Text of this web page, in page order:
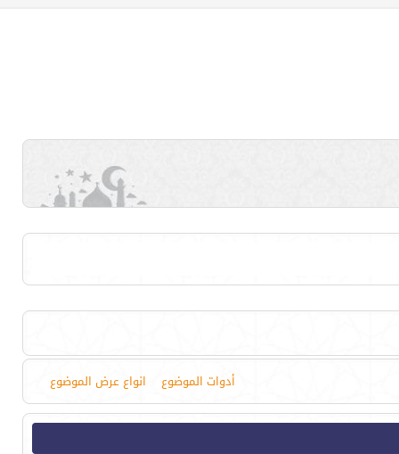
أدوات الموضوع انواع عرض الموضوع